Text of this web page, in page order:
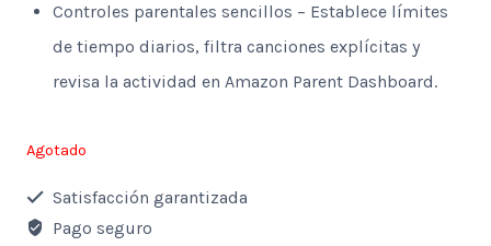
Controles parentales sencillos – Establece límites
de tiempo diarios, filtra canciones explícitas y
revisa la actividad en Amazon Parent Dashboard.
Agotado
Satisfacción garantizada
Pago seguro